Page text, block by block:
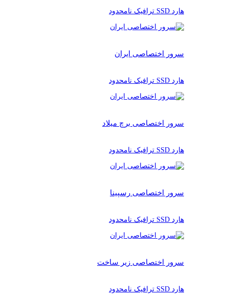
هارد SSD ترافیک نامحدود
سرور اختصاصی ایران
هارد SSD ترافیک نامحدود
سرور اختصاصی برچ میلاد
هارد SSD ترافیک نامحدود
سرور اختصاصی رسپینا
هارد SSD ترافیک نامحدود
سرور اختصاصی زیر ساخت
هارد SSD ترافیک نامحدود